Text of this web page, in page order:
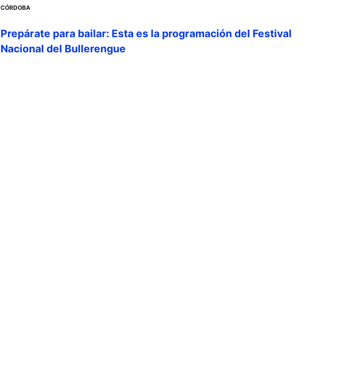
CÓRDOBA
Prepárate para bailar: Esta es la programación del Festival
Nacional del Bullerengue